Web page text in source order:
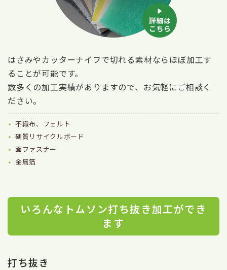
はさみやカッターナイフで切れる素材ならほぼ加工す
ることが可能です。
数多くの加工実績がありますので、お気軽にご相談く
ださい。
不織布、フェルト
硬質リサイクルボード
面ファスナー
金属箔
いろんなトムソン打ち抜き加工ができ
ます
打ち抜き